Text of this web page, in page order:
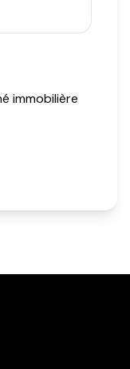
immobilière